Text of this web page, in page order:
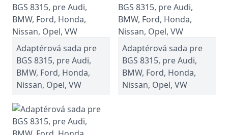
Adaptérová sada pre
BGS 8315, pre Audi,
BMW, Ford, Honda,
Nissan, Opel, VW
Adaptérová sada pre
BGS 8315, pre Audi,
BMW, Ford, Honda,
Nissan, Opel, VW